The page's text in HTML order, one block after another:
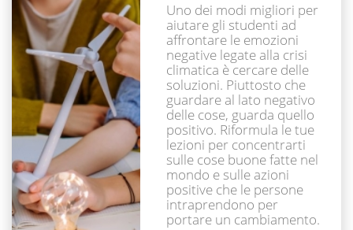
Uno dei modi migliori per
aiutare gli studenti ad
affrontare le emozioni
negative legate alla crisi
climatica è cercare delle
soluzioni. Piuttosto che
guardare al lato negativo
delle cose, guarda quello
positivo. Riformula le tue
lezioni per concentrarti
sulle cose buone fatte nel
mondo e sulle azioni
positive che le persone
intraprendono per
portare un cambiamento.